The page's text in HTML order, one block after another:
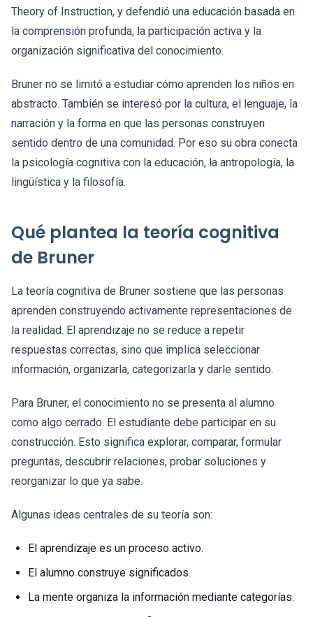
Theory of Instruction, y defendió una educación basada en
la comprensión profunda, la participación activa y la
organización significativa del conocimiento.
Bruner no se limitó a estudiar cómo aprenden los niños en
abstracto. También se interesó por la cultura, el lenguaje, la
narración y la forma en que las personas construyen
sentido dentro de una comunidad. Por eso su obra conecta
la psicología cognitiva con la educación, la antropología, la
lingüística y la filosofía.
Qué plantea la teoría cognitiva
de Bruner
La teoría cognitiva de Bruner sostiene que las personas
aprenden construyendo activamente representaciones de
la realidad. El aprendizaje no se reduce a repetir
respuestas correctas, sino que implica seleccionar
información, organizarla, categorizarla y darle sentido.
Para Bruner, el conocimiento no se presenta al alumno
como algo cerrado. El estudiante debe participar en su
construcción. Esto significa explorar, comparar, formular
preguntas, descubrir relaciones, probar soluciones y
reorganizar lo que ya sabe.
Algunas ideas centrales de su teoría son:
El aprendizaje es un proceso activo.
El alumno construye significados.
La mente organiza la información mediante categorías.